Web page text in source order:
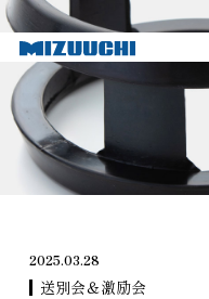
2025.03.28
送別会＆激励会